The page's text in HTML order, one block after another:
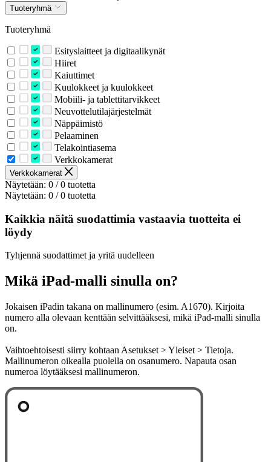
Tuoteryhmä
Tuoteryhmä
Esityslaitteet ja digitaalikynät
Hiiret
Kaiuttimet
Kuulokkeet ja kuulokkeet
Mobiili- ja tablettitarvikkeet
Neuvottelutilajärjestelmät
Näppäimistö
Pelaaminen
Telakointiasema
Verkkokamerat
Verkkokamerat
Näytetään: 0 / 0 tuotetta
Näytetään: 0 / 0 tuotetta
Kaikkia näitä suodattimia vastaavia tuotteita ei
löydy
Tyhjennä suodattimet ja yritä uudelleen
Mikä iPad-malli sinulla on?
Jokaisen iPadin takana on mallinumero (esim. A1670). Kirjoita
numero alla olevaan kenttään selvittääksesi, mikä iPad-malli sinulla
on.
Vaihtoehtoisesti siirry kohtaan Asetukset > Yleiset > Tietoja.
Mallinumeron oikealla puolella on osanumero. Napauta osan
numeroa löytääksesi mallinumeron.